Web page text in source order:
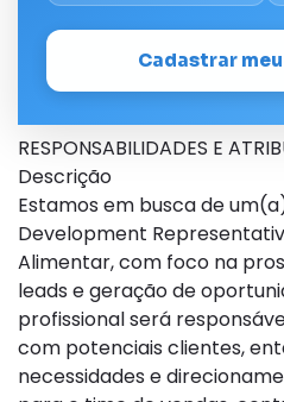
Cadastrar
RESPONSABILIDADES E
Descrição
Estamos em busca de
Development
Alimentar, com foco na
leads e geração de
profissional será
com potenciais clientes,
necessidades e